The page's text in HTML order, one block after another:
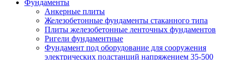
Фундаменты
Анкерные плиты
Железобетонные фундаменты стаканного типа
Плиты железобетонные ленточных фундаментов
Ригели фундаментные
Фундамент под оборудование для сооружения
электрических подстанций напряжением 35-500